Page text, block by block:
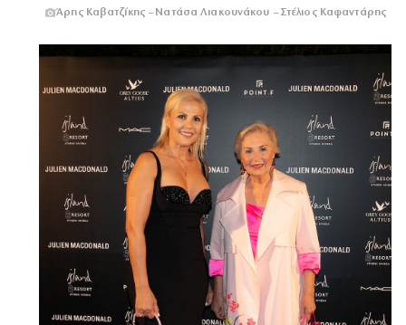
Άρης Καβατζίκης – Νατάσα Λιακουνάκου – Στέλιος Καφαντάρης